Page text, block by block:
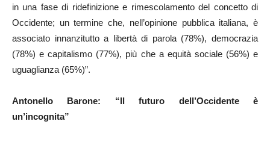
in una fase di ridefinizione e rimescolamento del concetto di
Occidente; un termine che, nell’opinione pubblica italiana, è
associato innanzitutto a libertà di parola (78%), democrazia
(78%) e capitalismo (77%), più che a equità sociale (56%) e
uguaglianza (65%)”.
Antonello Barone: “Il futuro dell’Occidente è
un’incognita”